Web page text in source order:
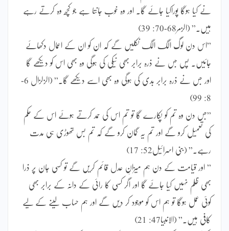
نے کیا ہوگا پوراکیا جائے گا۔ اور وہ خوب جانتا ہے جو کچھ وہ کرتے رہے
ہیں۔” (الزمر68-70: 39)
”اس دن لوگ الگ الگ نکلیں گے کہ ان کو ان کے اعمال دکھائے
جائیں۔ پس جس نے ذرہ برابر بھی نیکی کی ہوگی وہ بھی اس کو دیکھے گا
اور جس نے ذرہ برابر بدی کی ہوگی وہ بھی اسے دیکھے گا۔” (الزلزال 6-
8: 99)
”جس دن وہ تم کو پکارے گا تو تم اس کی حمد کرتے ہوئے اس کے حکم
کی تعمیل کرو گے اور تم یہ گمان کرو گے کہ تم بس تھوڑی ہی مدت
رہے۔” (بنی اسرائیل52: 17)
” اور قیامت کے دن ہم میزانِ عدل قائم کریں گے تو کسی جان پر ذرا
بھی ظلم نہیں کیا جائے گا اور اگر کسی کا رائی کے دانہ کے برابر بھی
کوئی عمل ہوگا تو ہم اس کو موجود کر دیں گے اور ہم حساب لینے کے لیے
کافی ہیں۔” (الانبیا47: 21)